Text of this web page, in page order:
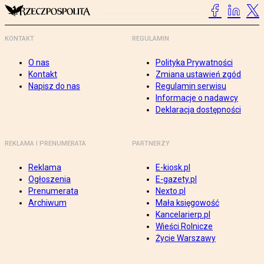
KONTAKT
O nas
Kontakt
Napisz do nas
REGULAMIN
Polityka Prywatności
Zmiana ustawień zgód
Regulamin serwisu
Informacje o nadawcy
Deklaracja dostępności
REKLAMA I PRENUMERATA
Reklama
Ogłoszenia
Prenumerata
Archiwum
PARTNERZY
E-kiosk.pl
E-gazety.pl
Nexto.pl
Mała księgowość
Kancelarierp.pl
Wieści Rolnicze
Życie Warszawy